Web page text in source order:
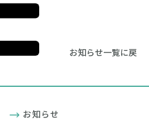
お知らせ一覧に戻
お知らせ